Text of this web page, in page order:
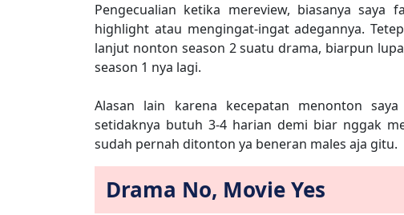
Pengecualian ketika mereview, biasanya
highlight atau mengingat-ingat adegannya.
lanjut nonton season 2 suatu drama, biarpun
season 1 nya lagi.
Alasan lain karena kecepatan menonton
setidaknya butuh 3-4 harian demi biar nggak
sudah pernah ditonton ya beneran males aja gitu.
Drama No, Movie Yes